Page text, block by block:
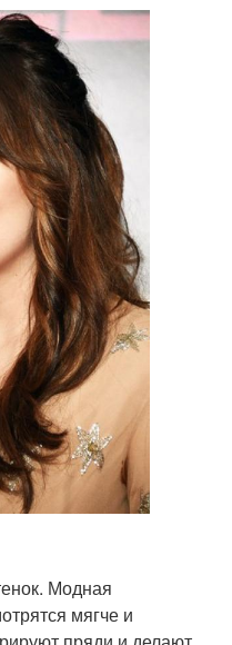
Модная
мягче и